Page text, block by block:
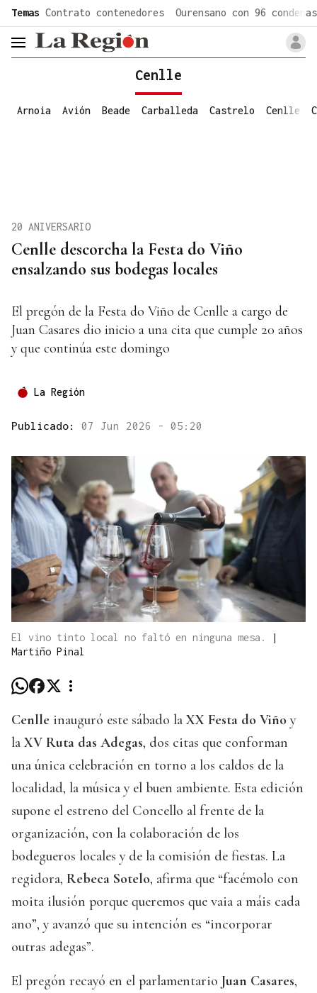
Temas Contrato contenedores Ourensano con 96 condenas
header.menu.open
Cenlle
Arnoia Avión Beade Carballeda Castrelo Cenlle
Cenlle descorcha la Festa do Viño
ensalzando sus bodegas locales
20 ANIVERSARIO
El pregón de la Festa do Viño de Cenlle a cargo de
Juan Casares dio inicio a una cita que cumple 20 años
y que continúa este domingo
La Región
Publicado: 07 Jun 2026 - 05:20
El vino tinto local no faltó en ninguna mesa.
|
Martiño Pinal
Cenlle inauguró este sábado la XX Festa do Viño y
la XV Ruta das Adegas, dos citas que conforman
una única celebración en torno a los caldos de la
localidad, la música y el buen ambiente. Esta edición
supone el estreno del Concello al frente de la
organización, con la colaboración de los
bodegueros locales y de la comisión de fiestas. La
regidora, Rebeca Sotelo, afirma que “facémolo con
moita ilusión porque queremos que vaia a máis cada
ano”, y avanzó que su intención es “incorporar
outras adegas”.
El pregón recayó en el parlamentario Juan Casares,